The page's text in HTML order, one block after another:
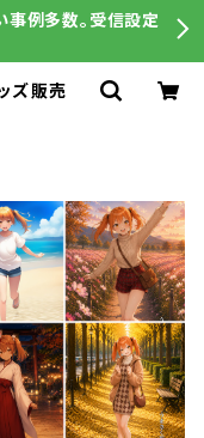
事例多数。受信設定
ズ販売